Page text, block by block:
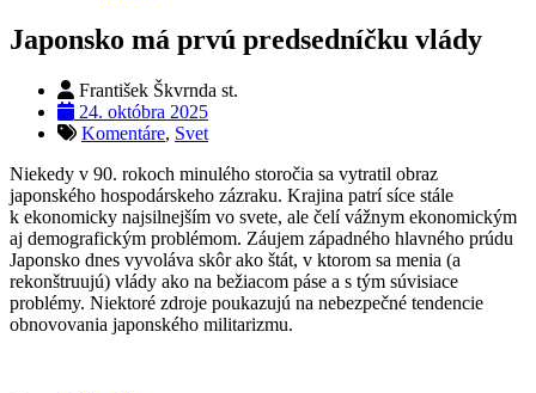
Japonsko má prvú predsedníčku vlády
František Škvrnda st.
24. októbra 2025
Komentáre, Svet
Niekedy v 90. rokoch minulého storočia sa vytratil obraz
japonského hospodárskeho zázraku. Krajina patrí síce stále
k ekonomicky najsilnejším vo svete, ale čelí vážnym ekonomickým
aj demografickým problémom. Záujem západného hlavného prúdu
Japonsko dnes vyvoláva skôr ako štát, v ktorom sa menia (a
rekonštruujú) vlády ako na bežiacom páse a s tým súvisiace
problémy. Niektoré zdroje poukazujú na nebezpečné tendencie
obnovovania japonského militarizmu.